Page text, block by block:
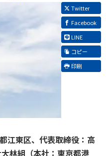
Twitter
Facebook
LINE
コピー
印刷
江東区、代表取締役：高
林組（本社：東京都港